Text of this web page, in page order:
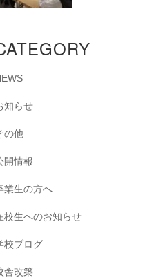
知らせ
の他
開情報
業生の方へ
校生へのお知らせ
校ブログ
舎改築